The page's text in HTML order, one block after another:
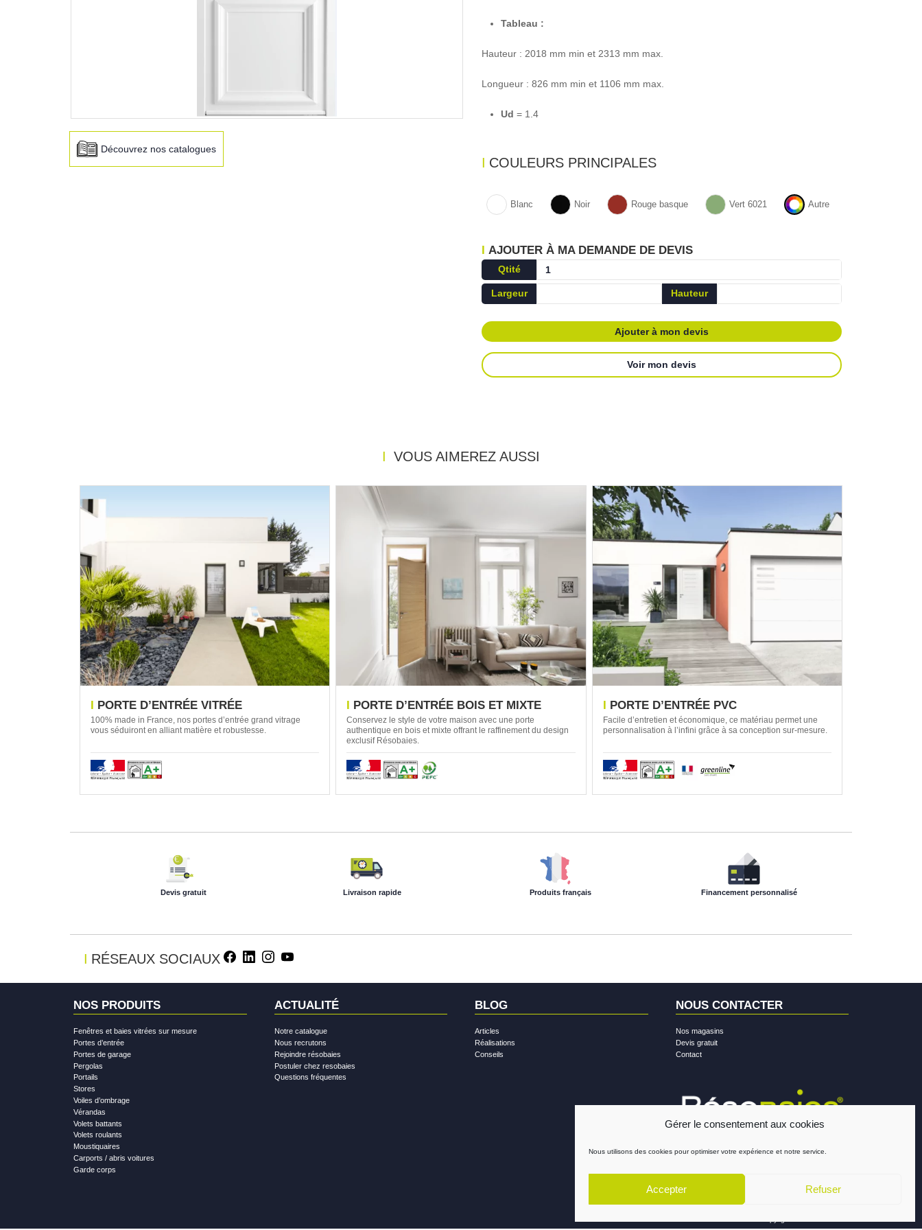
Gérer le consentement aux cookies
Nous utilisons des cookies pour optimiser votre expérience et notre service.
Accepter Refuser
Découvrez nos catalogues
Tableau :
Hauteur : 2018 mm min et 2313 mm max.
Longueur : 826 mm min et 1106 mm max.
Ud = 1.4
COULEURS PRINCIPALES
Blanc Noir Rouge basque Vert 6021 Autre
AJOUTER À MA DEMANDE DE DEVIS
Qtité
Largeur
Hauteur
Ajouter à mon devis
Voir mon devis
VOUS AIMEREZ AUSSI
PORTE D’ENTRÉE VITRÉE
100% made in France, nos portes d’entrée grand vitrage
vous séduiront en alliant matière et robustesse.
PORTE D’ENTRÉE BOIS ET MIXTE
Conservez le style de votre maison avec une porte
authentique en bois et mixte offrant le raffinement du design
exclusif Résobaies.
PORTE D’ENTRÉE PVC
Facile d’entretien et économique, ce matériau permet une
personnalisation à l’infini grâce à sa conception sur-mesure.
Devis gratuit Livraison rapide Produits français Financement personnalisé
RÉSEAUX SOCIAUX Facebook
LinkedIn
Instagram
Youtube
NOS PRODUITS
Fenêtres et baies vitrées sur mesure
Portes d’entrée
Portes de garage
Pergolas
Portails
Stores
Voiles d’ombrage
Vérandas
Volets battants
Volets roulants
Moustiquaires
Carports / abris voitures
Garde corps
ACTUALITÉ
Notre catalogue
Nous recrutons
Rejoindre résobaies
Postuler chez resobaies
Questions fréquentes
BLOG
Articles
Réalisations
Conseils
NOUS CONTACTER
Nos magasins
Devis gratuit
Contact